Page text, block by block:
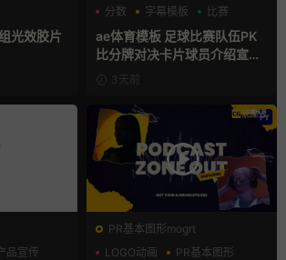
光效胶片
分数
字幕模板 比赛
ae体育模板 足球比赛队伍PK
比分牌对决卡片球员介绍宣传
视频AE模板
3天前
品宣传
PR基本图形mogrt
LOGO动画
PR基本图形